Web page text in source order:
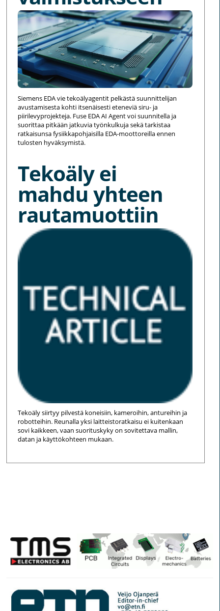
Siemens EDA vie tekoälyagentit pelkästä suunnittelijan
avustamisesta kohti itsenäisesti eteneviä siru- ja
piirilevyprojekteja. Fuse EDA AI Agent voi suunnitella ja
suorittaa pitkään jatkuvia työnkulkuja sekä tarkistaa
ratkaisunsa fysiikkapohjaisilla EDA-moottoreilla ennen
tulosten hyväksymistä.
Tekoäly ei
mahdu yhteen
rautamuottiin
Tekoäly siirtyy pilvestä koneisiin, kameroihin, antureihin ja
robotteihin. Reunalla yksi laitteistoratkaisu ei kuitenkaan
sovi kaikkeen, vaan suorituskyky on sovitettava mallin,
datan ja käyttökohteen mukaan.